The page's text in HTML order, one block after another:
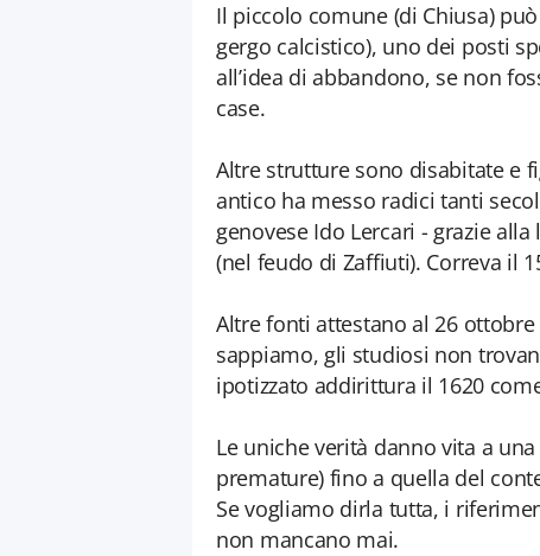
Il piccolo comune (di Chiusa)
gergo calcistico), uno dei posti
all’idea di abbandono, se non
case.
Altre strutture sono disabitate e
antico ha messo radici tanti
genovese Ido Lercari - grazie
(nel feudo di Zaffiuti). Correva il
Altre fonti attestano al 26
sappiamo, gli studiosi non
ipotizzato addirittura il 1620
Le uniche verità danno vita a
premature) fino a quella del
Se vogliamo dirla tutta, i
non mancano mai.